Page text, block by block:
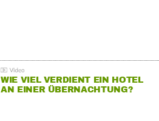
WIE VIEL VERDIENT EIN HOTEL
AN EINER ÜBERNACHTUNG?